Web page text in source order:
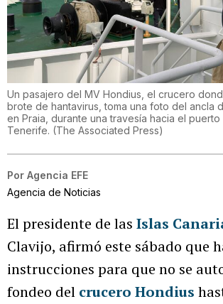
Un pasajero del MV Hondius, el crucero
brote de hantavirus, toma una foto del ancla
en Praia, durante una travesía hacia el
Tenerife. (The Associated Press)
Por Agencia EFE
Agencia de Noticias
El presidente de las Islas
Clavijo, afirmó este sábado que
instrucciones para que no se
fondeo del crucero Hondius